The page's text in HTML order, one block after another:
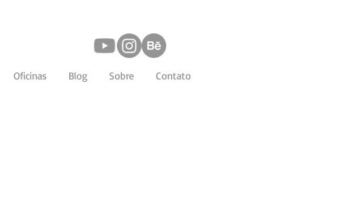
Oficinas Blog Sobre Contato